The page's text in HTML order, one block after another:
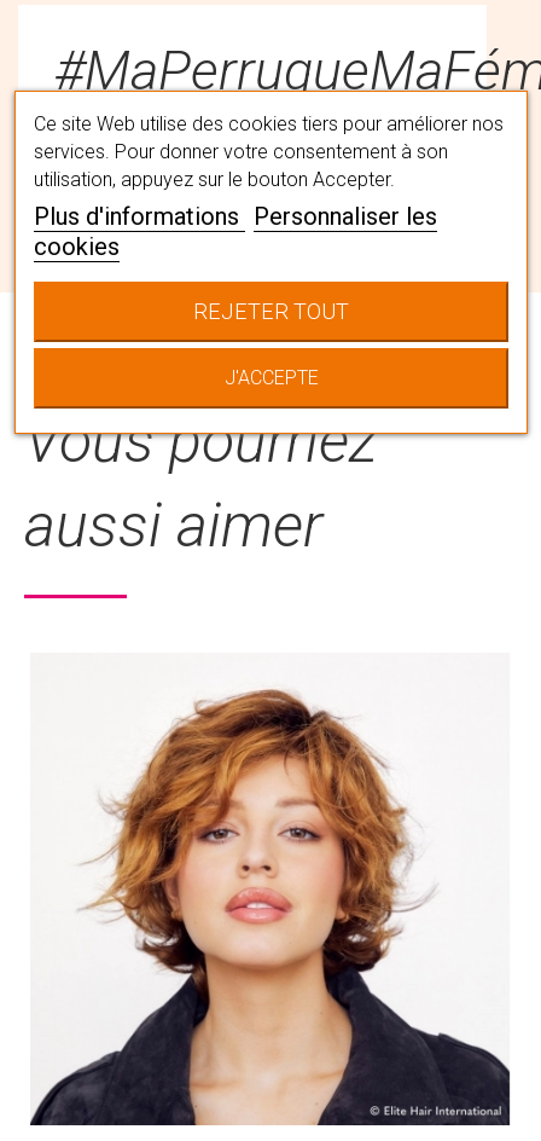
Trouvez la perruque qui vous
convient avec l'aide de nos
spécialistes capillaires en institut. Ils
vous accompagneront pour choisir
LA chevelure qui vous correspond
en la personnalisant à votre image.
Vous pourriez
aussi aimer
Ce site Web utilise des cookies tiers pour améliorer nos
services. Pour donner votre consentement à son
utilisation, appuyez sur le bouton Accepter.
Plus d'informations
Personnaliser les
cookies
REJETER TOUT
J'ACCEPTE